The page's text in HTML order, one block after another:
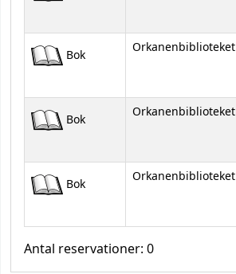
Bok Orkanenbiblioteket
Bok Orkanenbiblioteket
Bok Orkanenbiblioteket
Antal reservationer: 0